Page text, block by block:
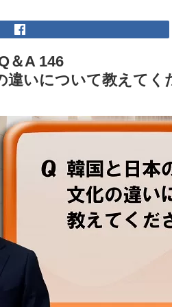
＆A 146
違いについて教えて